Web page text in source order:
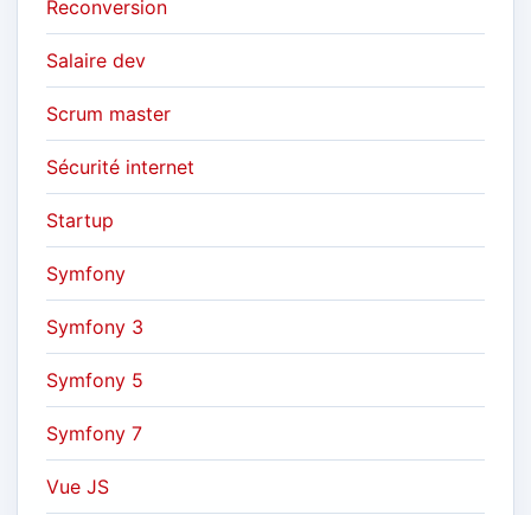
Reconversion
Salaire dev
Scrum master
Sécurité internet
Startup
Symfony
Symfony 3
Symfony 5
Symfony 7
Vue JS